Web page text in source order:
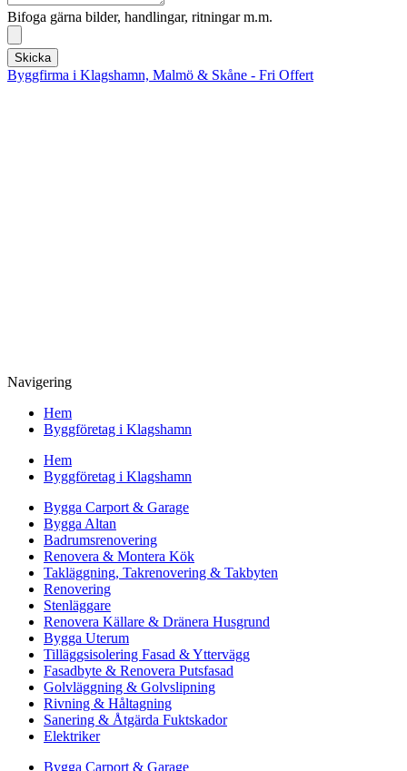
Bifoga gärna bilder, handlingar, ritningar m.m.
Skicka
Byggfirma i Klagshamn, Malmö & Skåne - Fri Offert
Navigering
Hem
Byggföretag i Klagshamn
Hem
Byggföretag i Klagshamn
Bygga Carport & Garage
Bygga Altan
Badrumsrenovering
Renovera & Montera Kök
Takläggning, Takrenovering & Takbyten
Renovering
Stenläggare
Renovera Källare & Dränera Husgrund
Bygga Uterum
Tilläggsisolering Fasad & Yttervägg
Fasadbyte & Renovera Putsfasad
Golvläggning & Golvslipning
Rivning & Håltagning
Sanering & Åtgärda Fuktskador
Elektriker
Bygga Carport & Garage